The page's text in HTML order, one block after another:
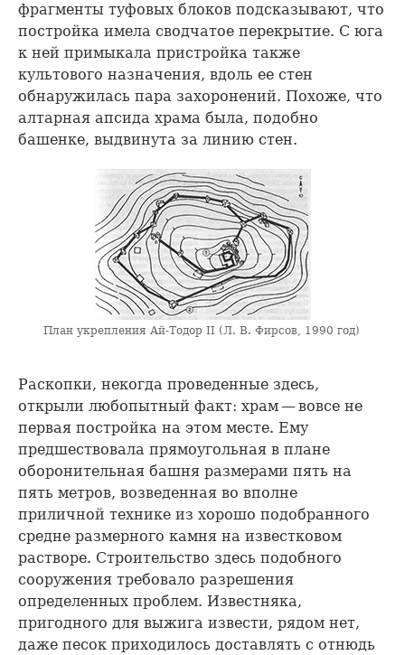
фрагменты туфовых блоков подсказывают, что
постройка имела сводчатое перекрытие. С юга
к ней примыкала пристройка также
культового назначения, вдоль ее стен
обнаружилась пара захоронений. Похоже, что
алтарная апсида храма была, подобно
башенке, выдвинута за линию стен.
План укрепления Ай-Тодор II (Л. В. Фирсов, 1990 год)
Раскопки, некогда проведенные здесь,
открыли любопытный факт: храм — вовсе не
первая постройка на этом месте. Ему
предшествовала прямоугольная в плане
оборонительная башня размерами пять на
пять метров, возведенная во вполне
приличной технике из хорошо подобранного
средне размерного камня на известковом
растворе. Строительство здесь подобного
сооружения требовало разрешения
определенных проблем. Известняка,
пригодного для выжига извести, рядом нет,
даже песок приходилось доставлять с отнюдь